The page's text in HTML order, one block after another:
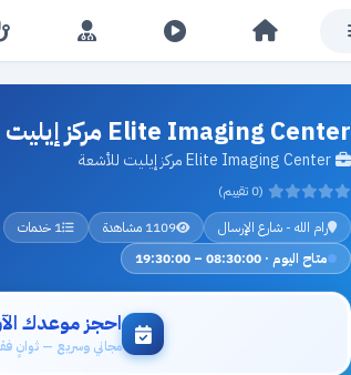
Elite Imaging Center مركز إيليت للأشعة
Elite Imaging Center مركز إيليت للأشعة
(0 تقييم)
رام الله - شارع الإرسال
1109 مشاهدة
1 خدمات
متاح اليوم · 08:30:00 – 19:30:00
احجز موعدك
مجاني وسريع — ثوانٍ